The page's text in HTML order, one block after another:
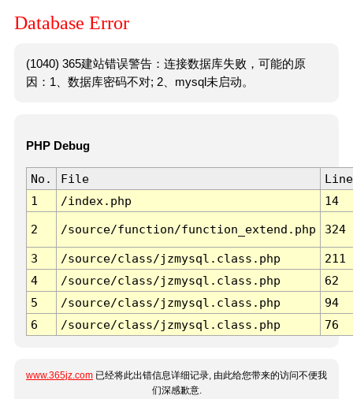
Database Error
(1040) 365建站错误警告：连接数据库失败，可能的原
因：1、数据库密码不对; 2、mysql未启动。
PHP Debug
No. File
Line
1
/index.php 14
2 /source/function/function_extend.php 324
3 /source/class/jzmysql.class.php
211
4
/source/class/jzmysql.class.php
62
5
/source/class/jzmysql.class.php
94
6
/source/class/jzmysql.class.php 76
www.365jz.com 已经将此出错信息详细记录, 由此给您带来的访问不便我
们深感歉意.